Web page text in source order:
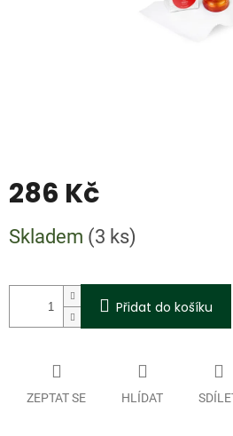
286 Kč
cena:
Skladem (3 ks)
Přidat do košíku
ZEPTAT SE HLÍDAT